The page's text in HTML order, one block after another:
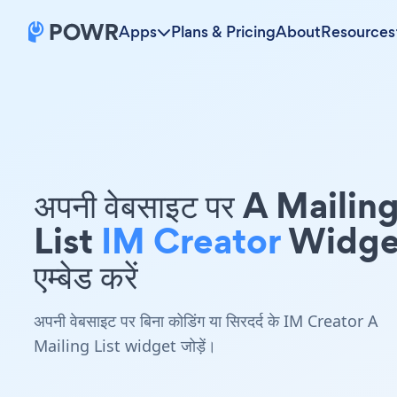
Apps Plans & PricingAboutResources
अपनी वेबसाइट पर A
List IM Creator
एम्बेड करें
अपनी वेबसाइट पर बिना कोडिंग या सिरदर्द के IM Creator A
Mailing List widget जोड़ें।